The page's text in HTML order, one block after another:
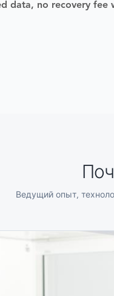
data, no recovery fee
Ведущий опыт,